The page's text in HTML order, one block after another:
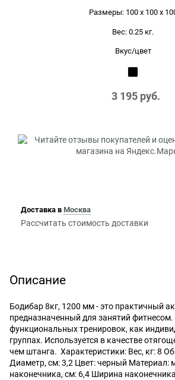
Размеры: 100 x 100 x
Вес: 0.25 кг.
Вкус/цвет
3 195 руб.
Доставка в Москва
Рассчитать стоимость доставки
Описание
Бодибар 8кг, 1200 мм - это практичный
предназначенный для занятий
функциональных тренировок, как
группах. Используется в качестве
чем штанга. Характеристики: Вес, кг: 8
Диаметр, см: 3,2 Цвет: черный Материал:
наконечника, см: 6,4 Ширина